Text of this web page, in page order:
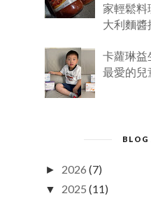
家輕鬆料
大利麵醬
卡蘿琳益
最愛的兒
BLOG
► 2026 (7)
▼ 2025 (11)